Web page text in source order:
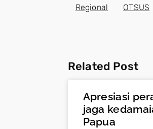
Regional OTSUS
Related Post
Apresiasi
jaga
Papua